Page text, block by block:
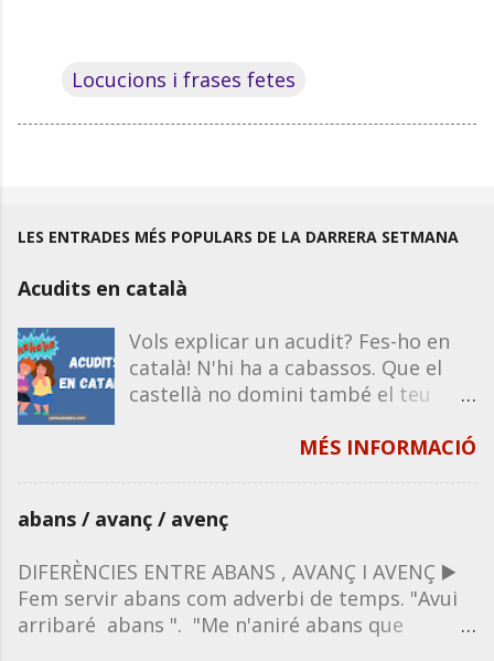
Locucions i frases fetes
LES ENTRADES MÉS POPULARS DE LA DARRERA SETMANA
Acudits en català
Vols explicar un acudit? Fes-ho en
català! N'hi ha a cabassos. Que el
castellà no domini també el teu
d'acudits funcionen igual en castellà
significats propis de la llengua. Per
pots explicar en català. A
continuació, et deixo una sèrie de
tongades d'acudits per compartir
MÉS INFORMACIÓ
abans / avanç / avenç
DIFERÈNCIES ENTRE ABANS , AVANÇ I AVENÇ ▶️
Fem servir abans com adverbi de temps. "Avui
arribaré abans ". "Me n'aniré abans que